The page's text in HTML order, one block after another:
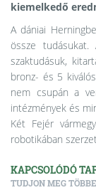
kiemelkedő
A dániai
össze tudásukat.
szaktudásuk,
bronz- és 5
nem csupán a
intézmények és
Két Fejér
robotikában
KAPCSOLÓDÓ
TUDJON MEG